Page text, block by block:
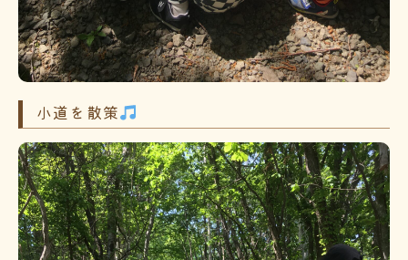
小道を散策